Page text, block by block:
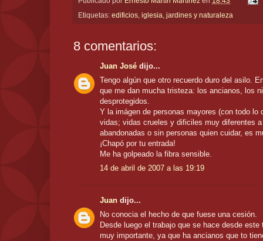
Etiquetas: edificios iglesia jardines y naturaleza
8 comentarios:
Juan José dijo...
Tengo algún que otro recuerdo duro del asilo.
que me dan mucha tristeza: los ancianos, los
desprotegidos.
Y la imágen de personas mayores (con todo lo
vidas; vidas crueles y dificiles muy diferentes
abandonadas o sin personas quien cuidar, es
¡Chapó por tu entrada!
Me ha golpeado la fibra sensible.
14 de abril de 2007 a las 19:19
Juan dijo...
No conocia el hecho de que fuese una cesión.
Desde luego el trabajo que se hace desde
muy importante, ya que ha ancianos que to